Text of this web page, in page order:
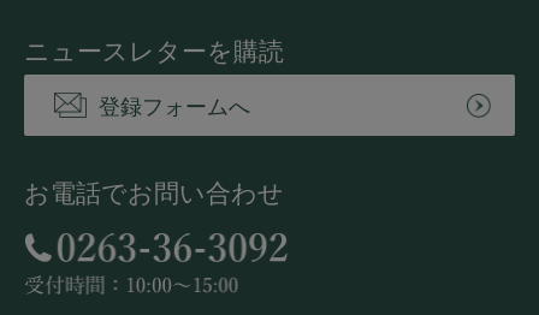
ニュースレターを購読
登録フォームへ
お電話でお問い合わせ